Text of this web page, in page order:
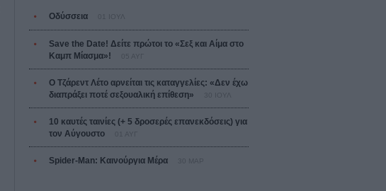
Οδύσσεια
Save the Date! Δείτε πρώτοι το «Σεξ και Αίμα στο
Καμπ Μίασμα»!
Ο Τζάρεντ Λέτο αρνείται τις καταγγελίες: «Δεν έχω
διαπράξει ποτέ σεξουαλική επίθεση»
10 καυτές ταινίες (+ 5 δροσερές επανεκδόσεις) για
τον Αύγουστο
Spider-Man: Καινούργια Μέρα 30 ΜΑΡ